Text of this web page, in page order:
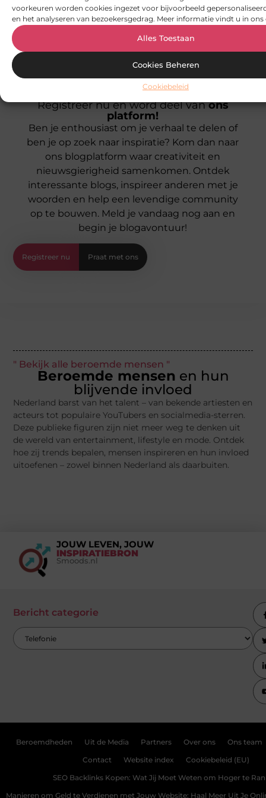
voorkeuren worden cookies ingezet voor bijvoorbeeld
en het analyseren van bezoekersgedrag. Meer informatie vindt u in ons
Alles Toestaan
Cookies Beheren
Cookiebeleid
Registreer nu en word deel vanons
platform!
Ben je enthousiast om je verhaal te delen of
ben je op zoek naar inspiratie? Kom dan naar
ons blogplatform waar creativiteit en
nieuwsgierigheid samenkomen. Ontdek
interessante blogs, inspireer anderen met je
woorden en help een levendige community
op te bouwen. Meld je vandaag nog aan en
begin je blogavontuur!
Registreer nu Praat met ons
" Bekijk alle beroemde mensen "
Beroemde mensen en hun
blijvende invloed
Nederland barst van het talent – van bekende artiesten en
acteurs tot populaire YouTubers en socialmedia-sterren.
Deze publieke figuren zijn niet meer weg te denken uit
de wereld van entertainment, lifestyle en mode. Ontdek
hoe zij trends bepalen, mensen inspireren en hun invloed
uitoefenen – zowel binnen Nederland als daarbuiten.
JOUW LEVEN, JOUW
INSPIRATIEBRON
Smoods.nl
Bericht categorie
Beroemdheden Uit de Media Partners Over ons Ons team
Contact Website index Cookiebeleid (EU)
SEO Backlinks Kopen: Wat Jij Moet Weten om Hoger te
Manieren om Geld te Verdienen met Jouw Website: Haal Meer Uit Je